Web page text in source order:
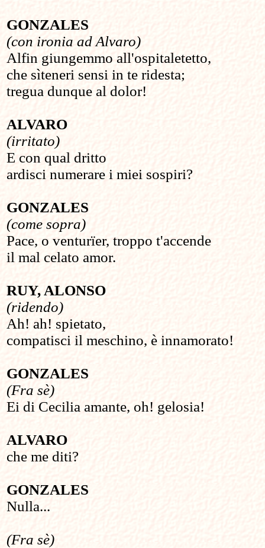
GONZALES
(con ironia ad Alvaro)
Alfin giungemmo all'ospitaletetto,
che sìteneri sensi in te ridesta;
tregua dunque al dolor!
ALVARO
(irritato)
E con qual dritto
ardisci numerare i miei sospiri?
GONZALES
(come sopra)
Pace, o venturïer, troppo t'accende
il mal celato amor.
RUY, ALONSO
(ridendo)
Ah! ah! spietato,
compatisci il meschino, è innamorato!
GONZALES
(Fra sè)
Ei di Cecilia amante, oh! gelosia!
ALVARO
che me diti?
GONZALES
Nulla...
(Fra sè)